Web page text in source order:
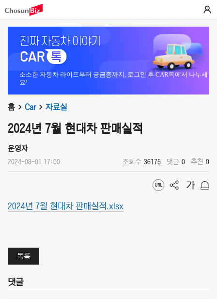
소소한 자동차 라이프부터 궁금증까지, 로그인 후 CAR톡에서 나누세
요!
홈 Car 자료실
2024년 7월 현대차 판매실적
운영자
2024-08-01 17:00 조회수 36175 댓글 0 추천 0
2024년 7월 현대차 판매실적.xlsx
목록
댓글